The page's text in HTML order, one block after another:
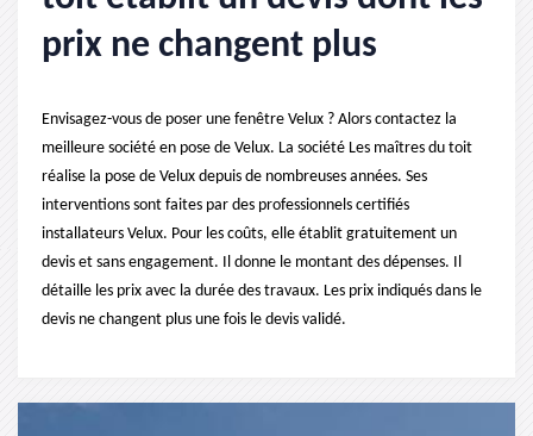
prix ne changent plus
Envisagez-vous de poser une fenêtre Velux ? Alors contactez la
meilleure société en pose de Velux. La société Les maîtres du toit
réalise la pose de Velux depuis de nombreuses années. Ses
interventions sont faites par des professionnels certifiés
installateurs Velux. Pour les coûts, elle établit gratuitement un
devis et sans engagement. Il donne le montant des dépenses. Il
détaille les prix avec la durée des travaux. Les prix indiqués dans le
devis ne changent plus une fois le devis validé.